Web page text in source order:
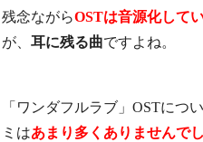
残念ながらOSTは音源化して
が、耳に残る曲ですよね。
「ワンダフルラブ」OSTにつ
ミはあまり多くありませんでし